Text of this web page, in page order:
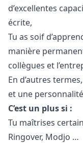
d’excellentes
écrite,
Tu as soif
manière
collègues et
En d’autres
et une
C’est un plus si :
Tu maîtrises
Ringover, Modjo …